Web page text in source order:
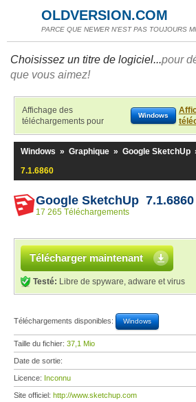
OLDVERSION.COM
PARCE QUE NEWER N'EST PAS TOUJOURS
Choisissez un titre de logiciel...pour
que vous aimez!
Affichage des
téléchargements pour
Windows
Windows » Graphique » Google SketchUp
7.1.6860
Google SketchUp 7.1.6860
17 265 Téléchargements
Télécharger maintenant
Testé: Libre de spyware, adware et virus
Téléchargements disponibles: Windows
Taille du fichier: 37,1 Mio
Date de sortie:
Licence: Inconnu
Site officiel: http://www.sketchup.com